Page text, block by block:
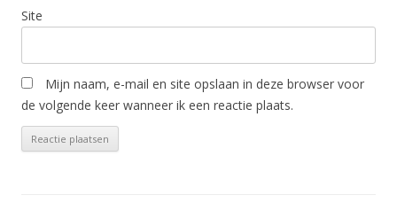
Site
Mijn naam, e-mail en site opslaan in deze browser voor
de volgende keer wanneer ik een reactie plaats.